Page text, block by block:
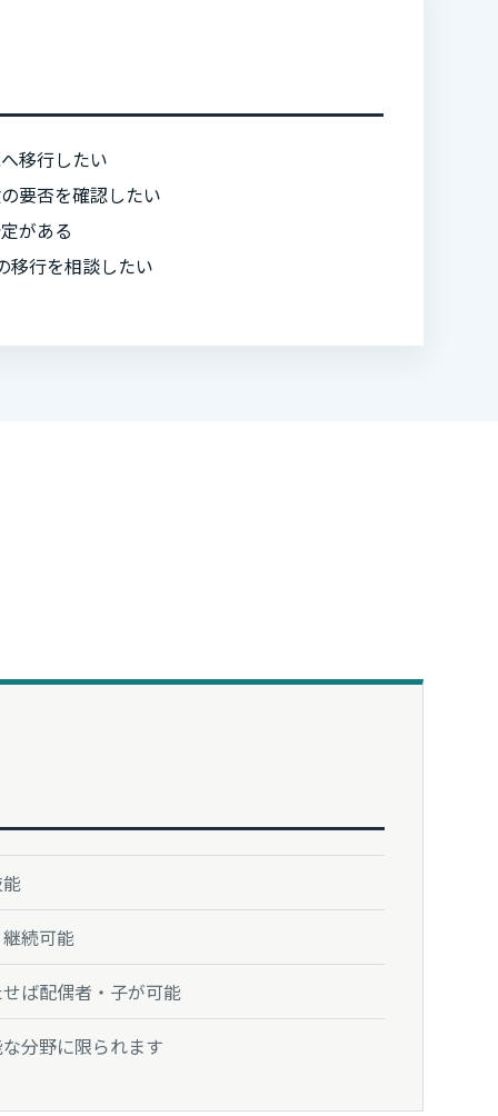
移行したい
要否を確認したい
がある
移行を相談したい
続可能
ば配偶者・子が可能
分野に限られます